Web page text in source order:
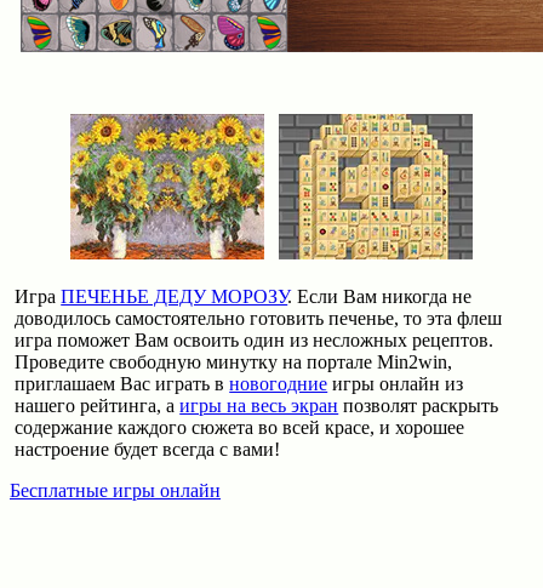
ИграПЕЧЕНЬЕ ДЕДУ МОРОЗУ. Если Вам никогда не
доводилось самостоятельно готовить печенье, то эта флеш
игра поможет Вам освоить один из несложных рецептов.
Проведите свободную минутку на портале Min2win,
приглашаем Вас играть вновогодние игры онлайн из
нашего рейтинга, аигры на весь экран позволят раскрыть
содержание каждого сюжета во всей красе, и хорошее
настроение будет всегда с вами!
Бесплатные игры онлайн